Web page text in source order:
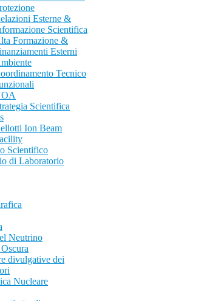
Esterne &
Scientifica
Formazione &
Esterni
Tecnico
Scientifica
Ion Beam
Scientifico
di Laboratorio
Neutrino
divulgative dei
Nucleare